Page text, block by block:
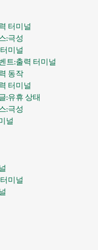
터미널
:극성
미널
트:출력 터미널
동작
터미널
:유휴 상태
:극성
널
미널